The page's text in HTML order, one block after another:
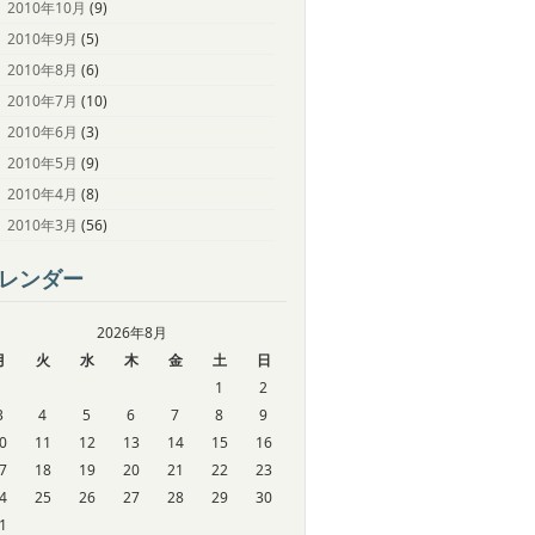
2010年10月 (9)
2010年9月 (5)
2010年8月 (6)
2010年7月 (10)
2010年6月 (3)
2010年5月 (9)
2010年4月 (8)
2010年3月 (56)
ンダー
2026年8月
火 水 木 金 土
日
1
2
4 5 6 7 8
9
11 12 13 14 15
16
18 19 20 21 22
23
25 26 27 28 29
30